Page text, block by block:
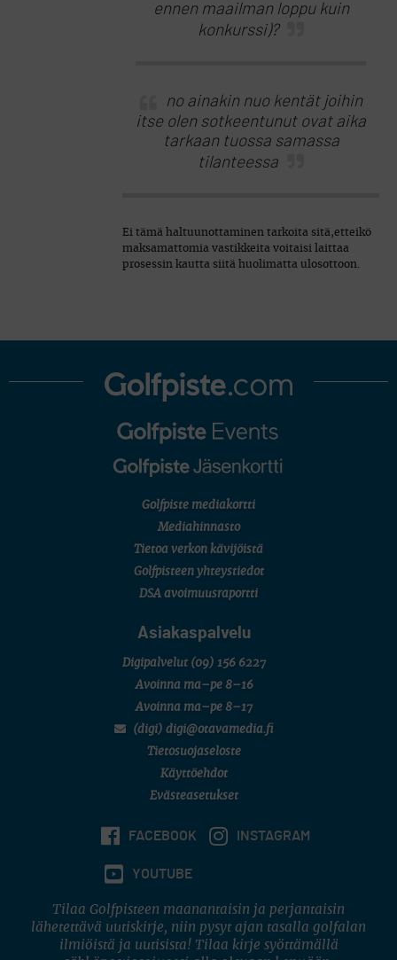
ennen maailman loppu kuin
konkurssi)?
no ainakin nuo kentät joihin
itse olen sotkeentunut ovat aika
tarkaan tuossa samassa
tilanteessa
Ei tämä haltuunottaminen tarkoita sitä,etteikö
maksamattomia vastikkeita voitaisi laittaa
prosessin kautta siitä huolimatta ulosottoon.
Golfpiste mediakortti
Mediahinnasto
Tietoa verkon kävijöistä
Golfpisteen yhteystiedot
DSA avoimuusraportti
Asiakaspalvelu
Digipalvelut (09) 156 6227
Avoinna ma–pe 8–16
Avoinna ma–pe 8–17
(digi) digi@otavamedia.fi
Tietosuojaseloste
Käyttöehdot
Evästeasetukset
FACEBOOK INSTAGRAM
YOUTUBE
Tilaa Golfpisteen maanantaisin ja perjantaisin
lähetettävä uutiskirje, niin pysyt ajan tasalla golfalan
ilmiöistä ja uutisista! Tilaa kirje syöttämällä